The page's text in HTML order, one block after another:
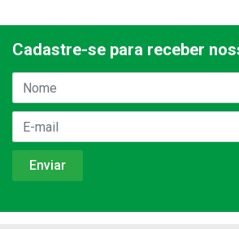
Cadastre-se para receber